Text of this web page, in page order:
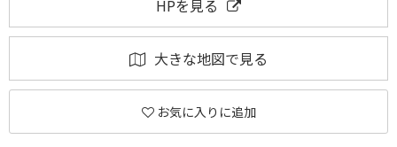
HPを見る
大きな地図で見る
お気に入りに追加